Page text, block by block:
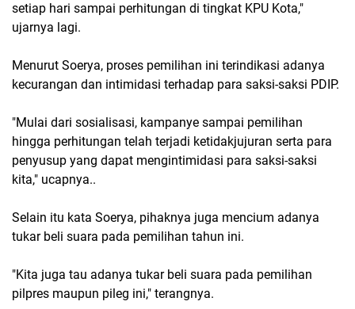
setiap hari sampai perhitungan di tingkat KPU Kota,"
ujarnya lagi.
Menurut Soerya, proses pemilihan ini terindikasi adanya
kecurangan dan intimidasi terhadap para saksi-saksi PDIP.
"Mulai dari sosialisasi, kampanye sampai pemilihan
hingga perhitungan telah terjadi ketidakjujuran serta para
penyusup yang dapat mengintimidasi para saksi-saksi
kita," ucapnya..
Selain itu kata Soerya, pihaknya juga mencium adanya
tukar beli suara pada pemilihan tahun ini.
"Kita juga tau adanya tukar beli suara pada pemilihan
pilpres maupun pileg ini," terangnya.